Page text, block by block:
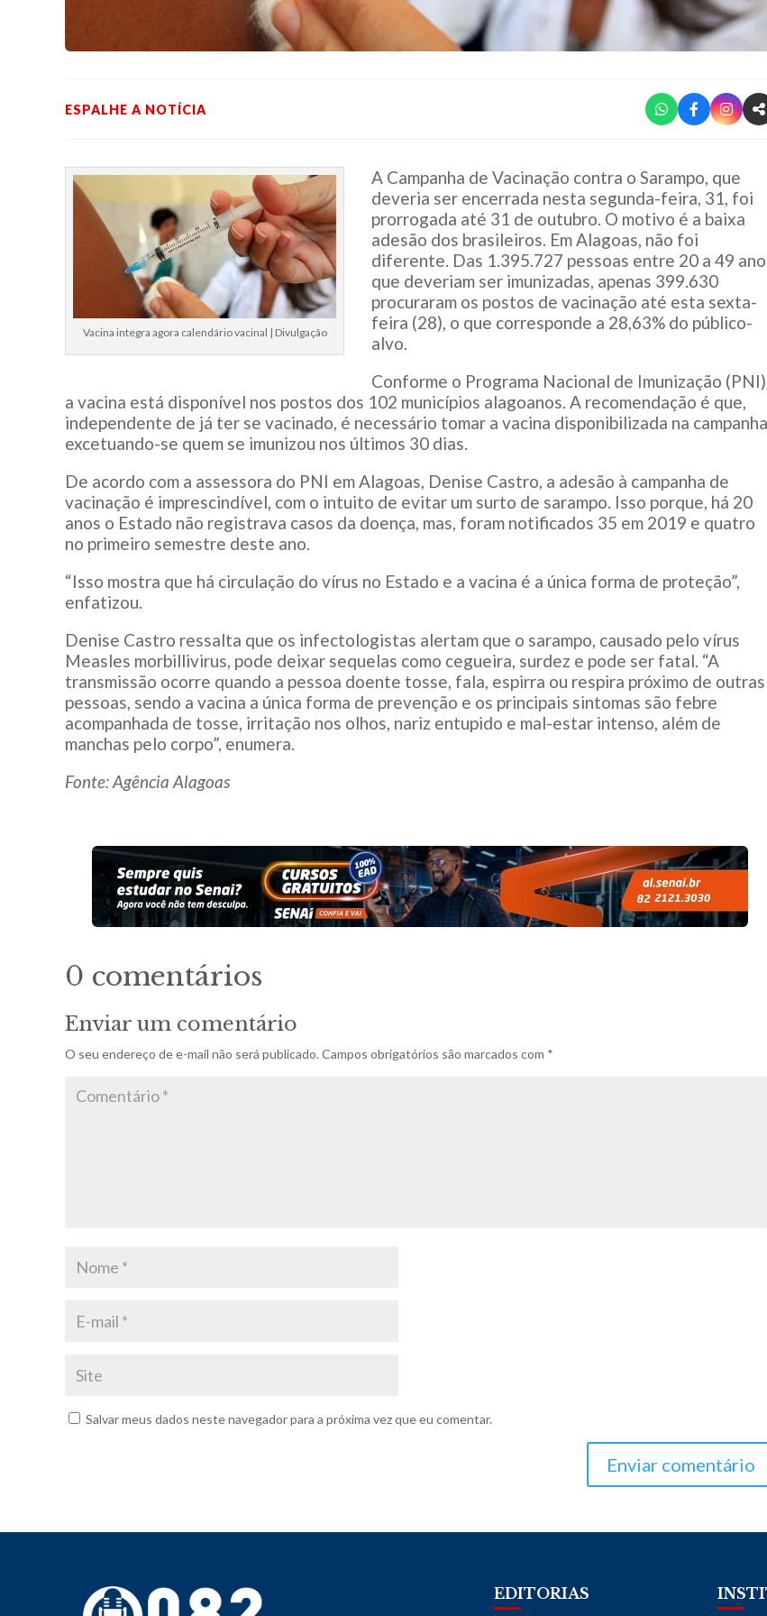
ESPALHE A NOTÍCIA
Vacina integra agora calendário vacinal | Divulgação
A Campanha de Vacinação contra o Sarampo, que
deveria ser encerrada nesta segunda-feira, 31, foi
prorrogada até 31 de outubro. O motivo é a baixa
adesão dos brasileiros. Em Alagoas, não foi
diferente. Das 1.395.727 pessoas entre 20 a 49
que deveriam ser imunizadas, apenas 399.630
procuraram os postos de vacinação até esta sexta-
feira (28), o que corresponde a 28,63% do público-
alvo.
Conforme o Programa Nacional de Imunização
a vacina está disponível nos postos dos 102 municípios alagoanos. A recomendação é que,
independente de já ter se vacinado, é necessário tomar a vacina disponibilizada na
excetuando-se quem se imunizou nos últimos 30 dias.
De acordo com a assessora do PNI em Alagoas, Denise Castro, a adesão à campanha de
vacinação é imprescindível, com o intuito de evitar um surto de sarampo. Isso porque, há 20
anos o Estado não registrava casos da doença, mas, foram notificados 35 em 2019 e quatro
no primeiro semestre deste ano.
“Isso mostra que há circulação do vírus no Estado e a vacina é a única forma de proteção”,
enfatizou.
Denise Castro ressalta que os infectologistas alertam que o sarampo, causado pelo vírus
Measles morbillivirus, pode deixar sequelas como cegueira, surdez e pode ser fatal. “A
transmissão ocorre quando a pessoa doente tosse, fala, espirra ou respira próximo de outras
pessoas, sendo a vacina a única forma de prevenção e os principais sintomas são febre
acompanhada de tosse, irritação nos olhos, nariz entupido e mal-estar intenso, além de
manchas pelo corpo”, enumera.
Fonte: Agência Alagoas
0 comentários
Enviar um comentário
O seu endereço de e-mail não será publicado. Campos obrigatórios são marcados com *
Salvar meus dados neste navegador para a próxima vez que eu comentar.
Enviar comentário
EDITORIAS